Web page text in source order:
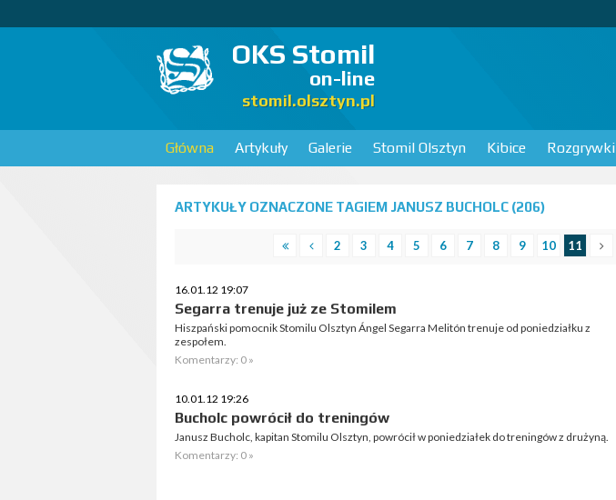
OKS Stomil
on-line
stomil.olsztyn.pl
Główna Artykuły Galerie Stomil Olsztyn Kibice Rozgrywki
ARTYKUŁY OZNACZONE TAGIEM JANUSZ BUCHOLC (206)
2 3 4 5 6 7 8 9 10 11
16.01.12 19:07
Segarra trenuje już ze Stomilem
Hiszpański pomocnik Stomilu Olsztyn Ángel Segarra Melitón trenuje od poniedziałku z
zespołem.
Komentarzy: 0 »
10.01.12 19:26
Bucholc powrócił do treningów
Janusz Bucholc, kapitan Stomilu Olsztyn, powrócił w poniedziałek do treningów z drużyną.
Komentarzy: 0 »